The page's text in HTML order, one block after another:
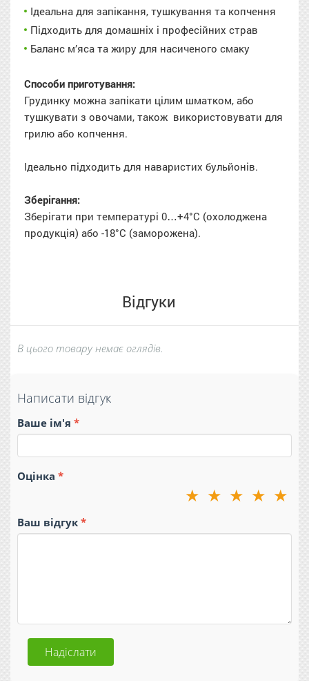
Ідеальна для запікання, тушкування та копчення
Підходить для домашніх і професійних страв
Баланс м’яса та жиру для насиченого смаку
Способи приготування:
Грудинку можна запікати цілим шматком, або
тушкувати з овочами, також використовувати для
грилю або копчення.
Ідеально підходить для наваристих бульйонів.
Зберігання:
Зберігати при температурі 0…+4°C (охолоджена
продукція) або -18°C (заморожена).
Відгуки
В цього товару немає оглядів.
Написати відгук
Ваше ім'я
Оцінка
★
★
★
★
★
Ваш відгук
Надіслати